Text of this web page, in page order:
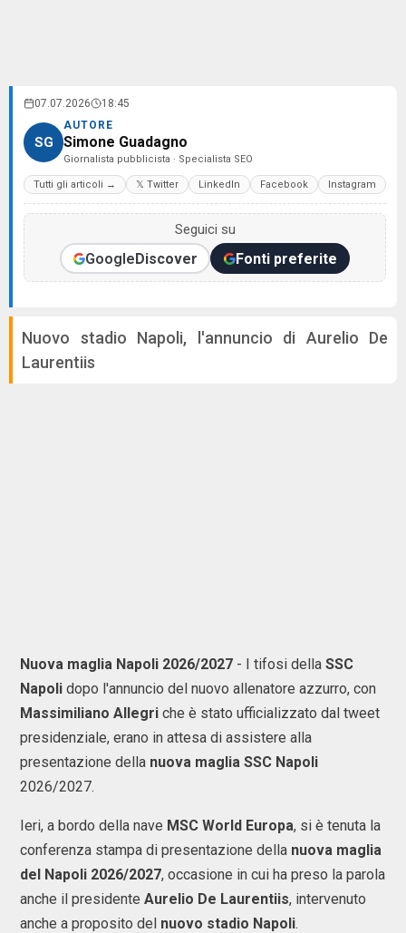
07.07.2026 18:45
SG
AUTORE
Simone Guadagno
Giornalista pubblicista · Specialista SEO
Tutti gli articoli → 𝕏 Twitter LinkedIn Facebook Instagram
Seguici su
GoogleDiscover Fonti preferite
Nuovo stadio Napoli, l'annuncio di Aurelio De
Laurentiis
Nuova maglia Napoli 2026/2027 - I tifosi della SSC
Napoli dopo l'annuncio del nuovo allenatore azzurro, con
Massimiliano Allegri che è stato ufficializzato dal tweet
presidenziale, erano in attesa di assistere alla
presentazione della nuova maglia SSC Napoli
2026/2027.
Ieri, a bordo della nave MSC World Europa, si è tenuta la
conferenza stampa di presentazione della nuova maglia
del Napoli 2026/2027, occasione in cui ha preso la parola
anche il presidente Aurelio De Laurentiis, intervenuto
anche a proposito del nuovo stadio Napoli.